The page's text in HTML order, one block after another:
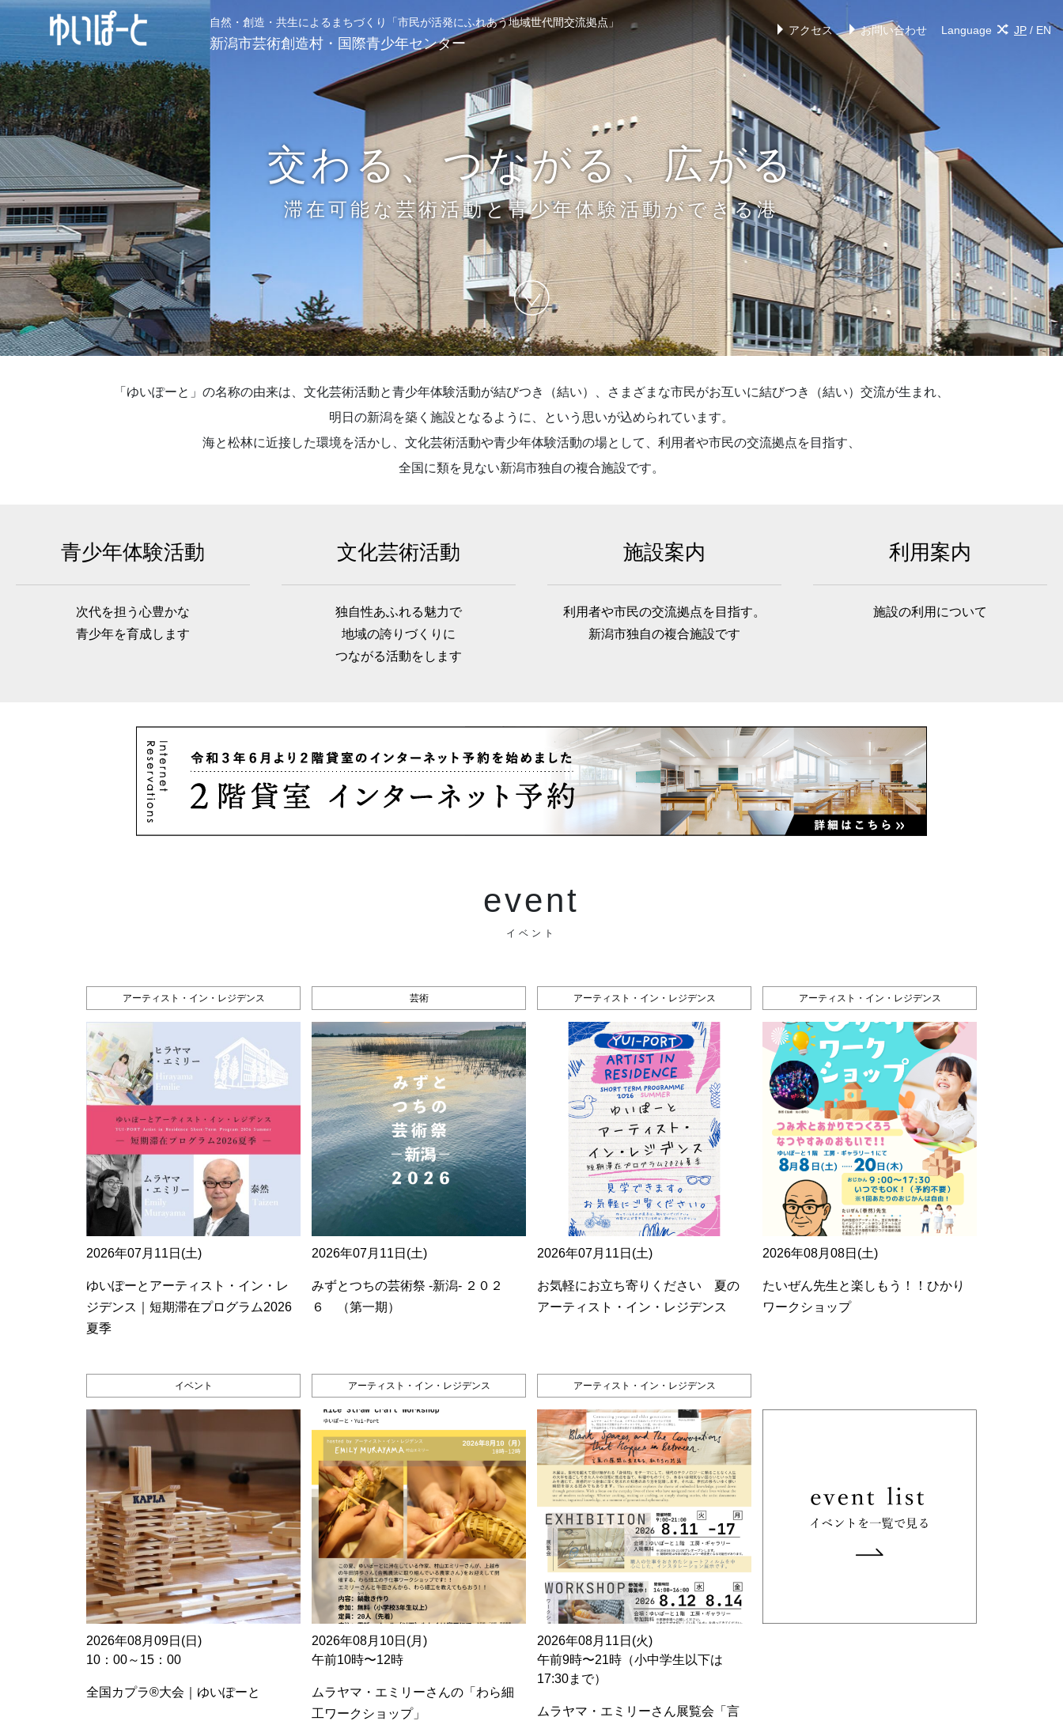
交わる、つながる、広がる
滞在可能な芸術活動と青少年体験活動ができる港
「ゆいぽーと」の名称の由来は、文化芸術活動と青少年体験活動が結びつき（結い）、さまざまな市民がお互いに結びつき（結い）交流が生まれ、
明日の新潟を築く施設となるように、という思いが込められています。
海と松林に近接した環境を活かし、文化芸術活動や青少年体験活動の場として、利用者や市民の交流拠点を目指す、
全国に類を見ない新潟市独自の複合施設です。
自然・創造・共生によるまちづくり 「市民が活発にふれあう地域世代間交流拠点」
新潟市芸術創造村・国際青少年センター
アクセス お問い合わせ Language JP / EN
青少年体験活動
次代を担う心豊かな
青少年を育成します
文化芸術活動
独自性あふれる魅力で
地域の誇りづくりに
つながる活動をします
施設案内
利用者や市民の交流拠点を目指す。
新潟市独自の複合施設です
利用案内
施設の利用について
event
イベント
アーティスト・イン・レジデンス
2026年07月11日(土)
ゆいぽーとアーティスト・イン・レ
ジデンス｜短期滞在プログラム2026
夏季
芸術
2026年07月11日(土)
みずとつちの芸術祭 ‐新潟‐ ２０２
６ （第一期）
アーティスト・イン・レジデンス
2026年07月11日(土)
お気軽にお立ち寄りください 夏の
アーティスト・イン・レジデンス
アーティスト・イン・レジデンス
2026年08月08日(土)
たいぜん先生と楽しもう！！ひかり
ワークショップ
イベント
2026年08月09日(日)
10：00～15：00
全国カプラ®大会｜ゆいぽーと
アーティスト・イン・レジデンス
2026年08月10日(月)
午前10時〜12時
ムラヤマ・エミリーさんの「わら細
工ワークショップ」
アーティスト・イン・レジデンス
2026年08月11日(火)
午前9時〜21時（小中学生以下は
17:30まで）
ムラヤマ・エミリーさん展覧会「言